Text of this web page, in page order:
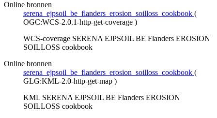
Online bronnen
serena_ejpsoil_be_flanders_erosion_soilloss_cookbook (
OGC:WCS-2.0.1-http-get-coverage )
WCS-coverage SERENA EJPSOIL BE Flanders EROSION
SOILLOSS cookbook
Online bronnen
serena_ejpsoil_be_flanders_erosion_soilloss_cookbook (
GLG:KML-2.0-http-get-map )
KML SERENA EJPSOIL BE Flanders EROSION
SOILLOSS cookbook